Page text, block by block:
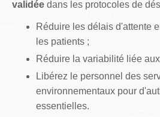
validéedans les protocoles de
Réduire les délais d'attente
les patients ;
Réduire la variabilité liée
Libérez le personnel des
environnementaux pour
essentielles.